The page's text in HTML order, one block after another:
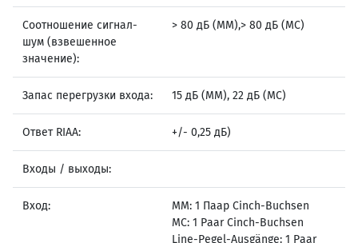
Соотношение сигнал-
шум (взвешенное
значение):
> 80 дБ (MM),> 80 дБ (MC)
Запас перегрузки входа: 15 дБ (MM), 22 дБ (MC)
Ответ RIAA: +/- 0,25 дБ)
Входы / выходы:
Вход:
MM: 1 Паар Cinch-Buchsen
MC: 1 Paar Cinch-Buchsen
Line-Pegel-Ausgänge: 1 Paar